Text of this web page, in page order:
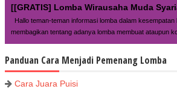
[[GRATIS] Lomba Wirausaha Muda
Hallo teman-teman informasi lomba dalam kesempatan
membagikan tentang adanya lomba membuat ataupun
Panduan Cara Menjadi Pemenang Lomba
Cara Juara Puisi